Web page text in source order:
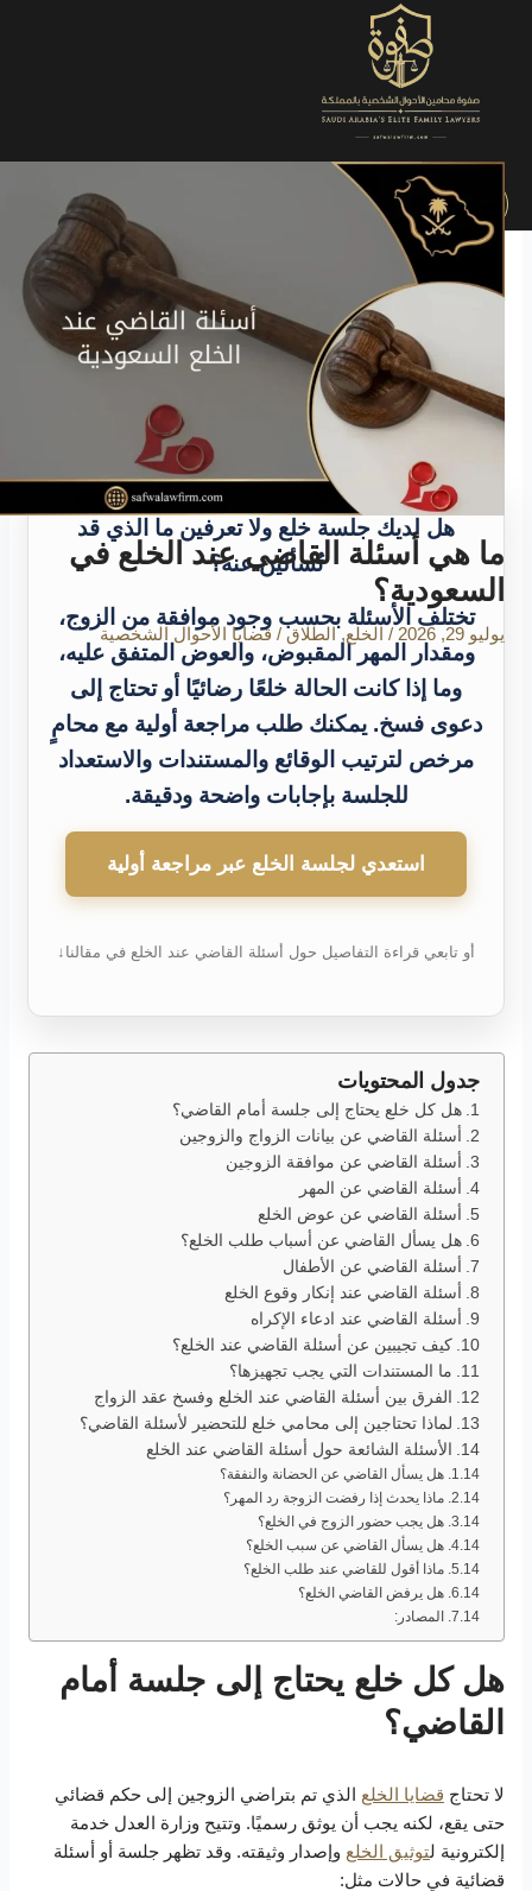
التصنيفات»
عند الخلع في السعودية؟
ما هي أسئلة القاضي عند الخلع في
السعودية؟
يوليو 29, 2026 / الخلع,الطلاق / قضايا الأحوال الشخصية
لا توجد قائمة رسمية ثابتة من
على جميع الحالات؛ لأن الأسئلة تختلف بحسب نوع الطلب ووجود
اتفاق بين الزوجين أو نزاع حول العوض أو المهر أو وقوع الخلع.
كما أن الخلع المتفق عليه لا يحتاج في الأصل إلى حكم قضائي،
وإنما يتم الاتفاق عليه ثم توثيقه رسميًا. لذلك قد تتم إجراءات بعض
الطلبات إلكترونيًا دون جلسة تقليدية، بينما تظهر الحاجة إلى جلسة
أو نظر قضائي عند وجود خلاف أو طلب إثبات أو نزاع حول صحة
الاتفاق وآثاره.
هل لديك جلسة خلع ولا تعرفين ما الذي قد
تُسألين عنه؟
تختلف الأسئلة بحسب وجود موافقة من الزوج،
ومقدار المهر المقبوض، والعوض المتفق عليه،
وما إذا كانت الحالة خلعًا رضائيًا أو تحتاج إلى
دعوى فسخ. يمكنك طلب مراجعة أولية مع محامٍ
مرخص لترتيب الوقائع والمستندات والاستعداد
للجلسة بإجابات واضحة ودقيقة.
استعدي لجلسة الخلع عبر مراجعة أولية
أو تابعي قراءة التفاصيل حول أسئلة القاضي عند الخلع في مقالنا↓
جدول المحتويات
هل كل خلع يحتاج إلى جلسة أمام القاضي؟
أسئلة القاضي عن بيانات الزواج والزوجين
أسئلة القاضي عن موافقة الزوجين
أسئلة القاضي عن المهر
أسئلة القاضي عن عوض الخلع
هل يسأل القاضي عن أسباب طلب الخلع؟
أسئلة القاضي عن الأطفال
أسئلة القاضي عند إنكار وقوع الخلع
أسئلة القاضي عند ادعاء الإكراه
كيف تجيبين عن أسئلة القاضي عند الخلع؟
ما المستندات التي يجب تجهيزها؟
الفرق بين أسئلة القاضي عند الخلع وفسخ عقد الزواج
لماذا تحتاجين إلى محامي خلع للتحضير لأسئلة القاضي؟
الأسئلة الشائعة حول أسئلة القاضي عند الخلع
هل يسأل القاضي عن الحضانة والنفقة؟
ماذا يحدث إذا رفضت الزوجة رد المهر؟
هل يجب حضور الزوج في الخلع؟
هل يسأل القاضي عن سبب الخلع؟
ماذا أقول للقاضي عند طلب الخلع؟
هل يرفض القاضي الخلع؟
المصادر:
هل كل خلع يحتاج إلى جلسة أمام
القاضي؟
لا تحتاج قضايا الخلع الذي تم بتراضي الزوجين إلى حكم قضائي
حتى يقع، لكنه يجب أن يوثق رسميًا. وتتيح وزارة العدل خدمة
إلكترونية لتوثيق الخلع وإصدار وثيقته. وقد تظهر جلسة أو أسئلة
قضائية في حالات مثل: